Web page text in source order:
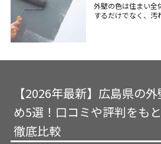
外壁の色は住まい全
するだけでなく、汚
【2026年最新】広島県の
め5選！口コミや評判をも
徹底比較